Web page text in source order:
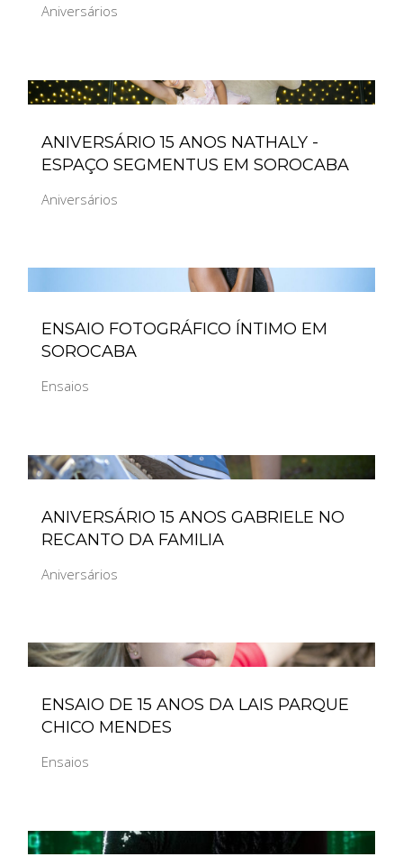
Aniversários
ANIVERSÁRIO 15 ANOS NATHALY -
ESPAÇO SEGMENTUS EM SOROCABA
Aniversários
ENSAIO FOTOGRÁFICO ÍNTIMO EM
SOROCABA
Ensaios
ANIVERSÁRIO 15 ANOS GABRIELE NO
RECANTO DA FAMILIA
Aniversários
ENSAIO DE 15 ANOS DA LAIS PARQUE
CHICO MENDES
Ensaios